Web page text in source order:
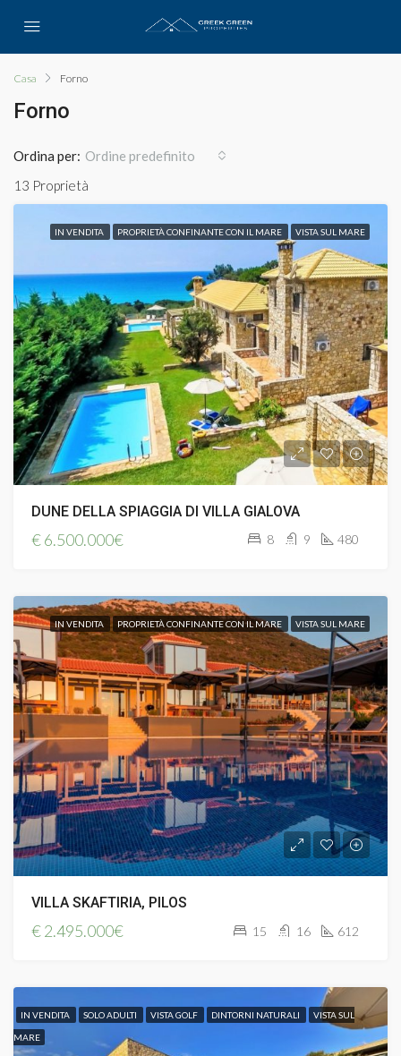
Casa Forno
Forno
13 Proprietà
Ordina per: Ordine predefinito
IN VENDITA PROPRIETÀ CONFINANTE CON IL MARE VISTA SUL MARE
DUNE DELLA SPIAGGIA DI VILLA GIALOVA
€6.500.000€ 8 9 480
IN VENDITA PROPRIETÀ CONFINANTE CON IL MARE VISTA SUL MARE
VILLA SKAFTIRIA, PILOS
€2.495.000€ 15 16 612
IN VENDITA SOLO ADULTI VISTA GOLF DINTORNI NATURALI VISTA SUL
MARE